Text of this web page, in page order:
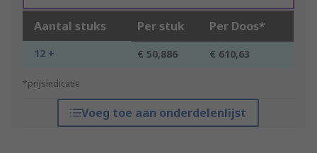
Aantal stuks Per stuk Per Doos*
12 + € 50,886 € 610,63
*prijsindicatie
Voeg toe aan onderdelenlijst